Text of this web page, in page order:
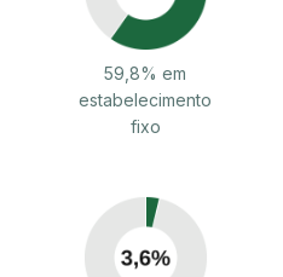
59,8% em
estabelecimento
fixo